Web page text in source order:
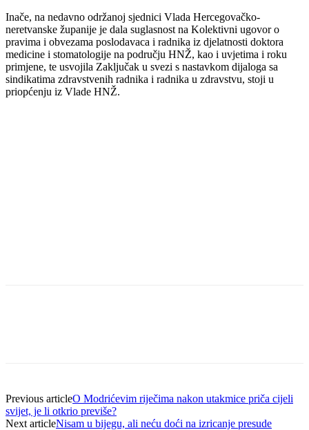
Inače, na nedavno održanoj sjednici Vlada Hercegovačko-
neretvanske županije je dala suglasnost na Kolektivni ugovor o
pravima i obvezama poslodavaca i radnika iz djelatnosti doktora
medicine i stomatologije na području HNŽ, kao i uvjetima i roku
primjene, te usvojila Zaključak u svezi s nastavkom dijaloga sa
sindikatima zdravstvenih radnika i radnika u zdravstvu, stoji u
priopćenju iz Vlade HNŽ.
Previous articleO Modrićevim riječima nakon utakmice priča cijeli
svijet, je li otkrio previše?
Next articleNisam u bijegu, ali neću doći na izricanje presude